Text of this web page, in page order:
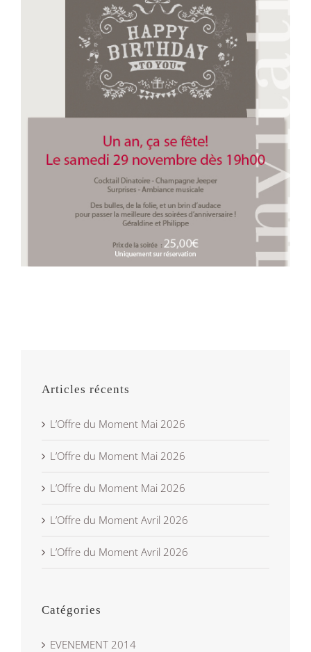
Articles récents
L’Offre du Moment Mai 2026
L’Offre du Moment Mai 2026
L’Offre du Moment Mai 2026
L’Offre du Moment Avril 2026
L’Offre du Moment Avril 2026
Catégories
EVENEMENT 2014